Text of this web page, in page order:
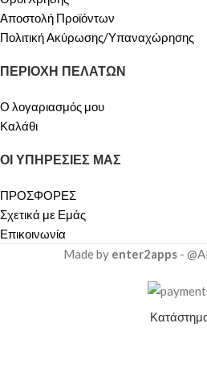
Αποστολή Προϊόντων
Πολιτική Ακύρωσης/Υπαναχώρησης
ΠΕΡΙΟΧΗ ΠΕΛΑΤΩΝ
Ο λογαριασμός μου
Καλάθι
ΟΙ ΥΠΗΡΕΣΙΕΣ ΜΑΣ
ΠΡΟΣΦΟΡΕΣ
Σχετικά με Εμάς
Επικοινωνία
Made by enter2apps -